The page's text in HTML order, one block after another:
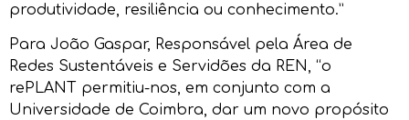
produtividade, resiliência ou conhecimento.”
Para João Gaspar, Responsável pela Área de
Redes Sustentáveis e Servidões da REN, “o
rePLANT permitiu-nos, em conjunto com a
Universidade de Coimbra, dar um novo propósito